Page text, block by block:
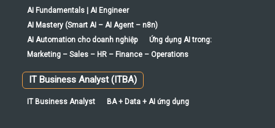
AI Fundamentals | AI Engineer
AI Mastery (Smart AI – AI Agent – n8n)
AI Automation cho doanh nghiệp
Ứng dụng AI trong:
Marketing – Sales – HR – Finance – Operations
IT Business Analyst (ITBA)
IT Business Analyst BA + Data + AI ứng dụng